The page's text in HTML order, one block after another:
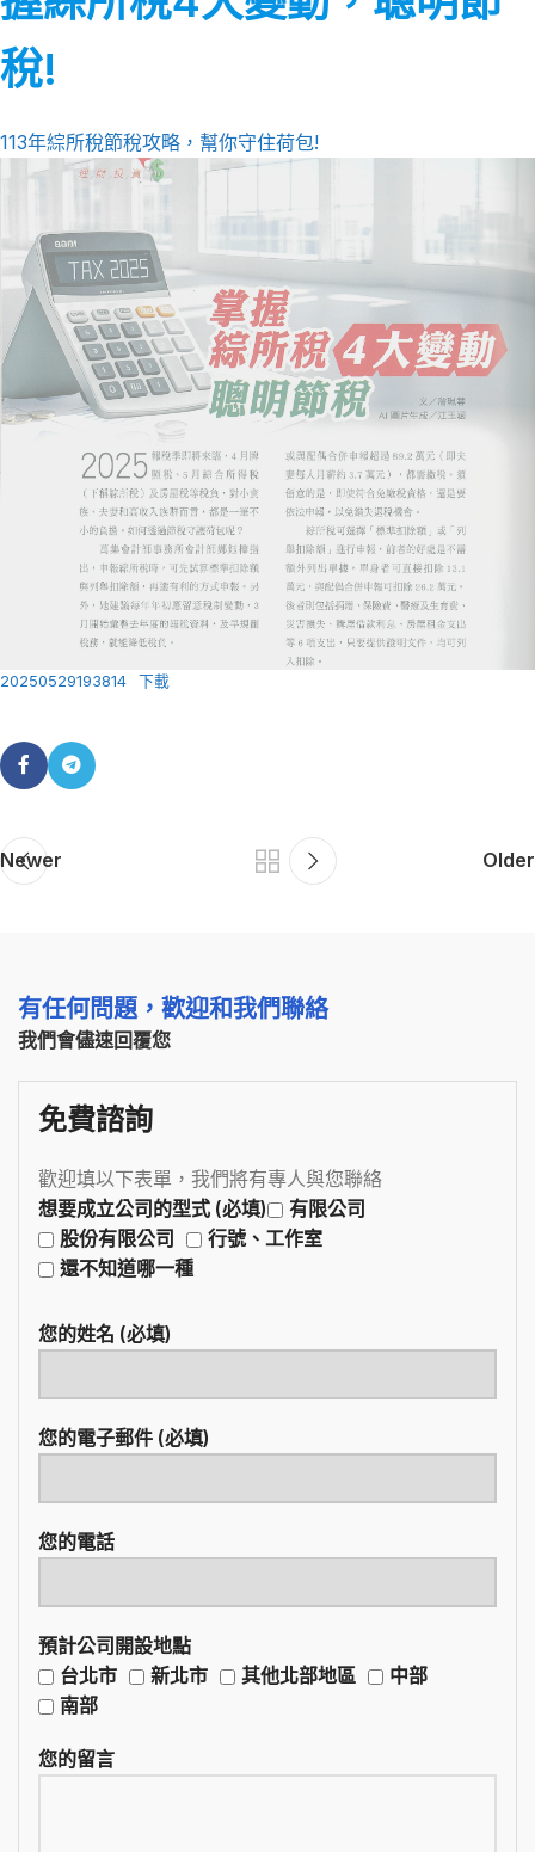
稅!
113年綜所稅節稅攻略，幫你守住荷包!
20250529193814 下載
Newer Older
有任何問題，歡迎和我們聯絡
我們會儘速回覆您
免費諮詢
歡迎填以下表單，我們將有專人與您聯絡
想要成立公司的型式 (必填)
有限公司
股份有限公司
行號、工作室
還不知道哪一種
您的姓名 (必填)
您的電子郵件 (必填)
您的電話
預計公司開設地點
台北市
新北市 其他北部地區
中部
南部
您的留言